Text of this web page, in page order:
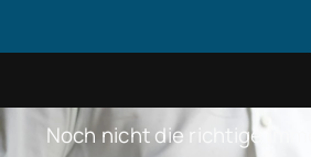
Noch nicht die richtige